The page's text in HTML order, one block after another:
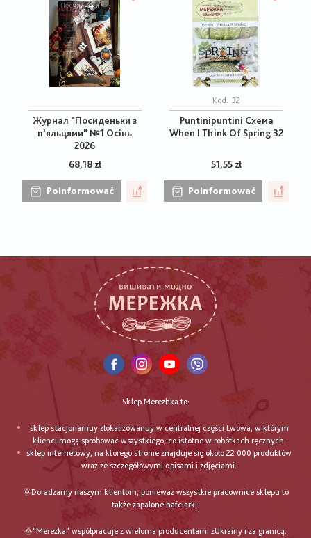
Журнал "Посиденьки з
п'яльцями" №1 Осінь
2026
68,18 zł
Poinformować
Kod: 32
Puntinipuntini Схема
When I Think Of Spring 32
51,55 zł
Poinformować
Sklep Merezhka to:
sklep stacjonarnuy zlokalizowanuy w centralnej części Lwowa, w którym
klienci mogą spróbować wszystkiego, co istotne w robótkach ręcznych.
sklep internetowy, na którego stronie znajduje się około 22 000 produktów
wraz ze szczegółowymi opisami i zdjęciami.
🌞Doradzamy naszym klientom, ponieważ wszystkie pracownice sklepu to
także zapalone hafciarki.
🌞"Mereżka" współpracuje z wieloma producentami zUkrainy i za granicą.